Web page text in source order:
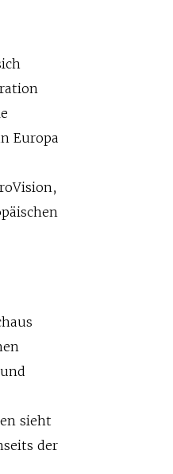
Europa
sieht
der